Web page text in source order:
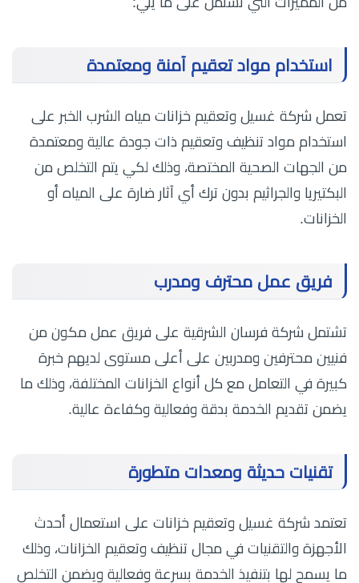
استخدام مواد تعقيم آمنة ومعتمدة
تعمل شركة غسيل وتعقيم خزانات مياه الشرب الخبر على
استخدام مواد تنظيف وتعقيم ذات جودة عالية ومعتمدة
من الجهات الصحية المختصة، وذلك لكي يتم التخلص من
البكتيريا والجراثيم بدون ترك أي آثار ضارة على المياه أو
الخزانات.
فريق عمل محترف ومدرب
تشتمل شركة فرسان الشرقية على فريق عمل مكون من
فنيين محترفين ومدربين على أعلى مستوى لديهم خبرة
كبيرة في التعامل مع كل أنواع الخزانات المختلفة، وذلك ما
يضمن تقديم الخدمة بدقة وفعالية وكفاءة عالية.
تقنيات حديثة ومعدات متطورة
تعتمد شركة غسيل وتعقيم خزانات على استعمال أحدث
الأجهزة والتقنيات في مجال تنظيف وتعقيم الخزانات، وذلك
ما يسمح لها بتنفيذ الخدمة بسرعة وفعالية ويضمن التخلص